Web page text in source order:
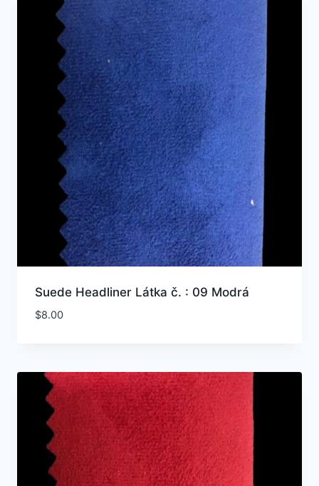
Suede Headliner Látka č. : 09 Modrá
$8.00